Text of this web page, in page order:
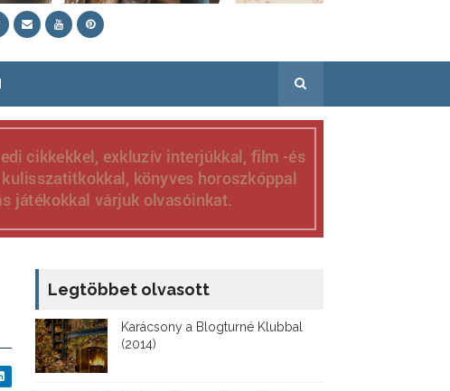
Legtöbbet olvasott
Karácsony a Blogturné Klubbal
(2014)